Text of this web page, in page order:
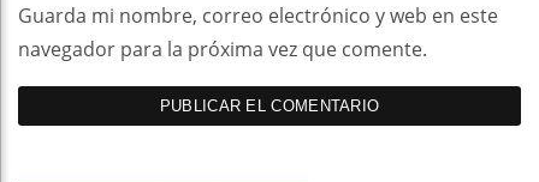
Guarda mi nombre, correo electrónico y web en este
navegador para la próxima vez que comente.